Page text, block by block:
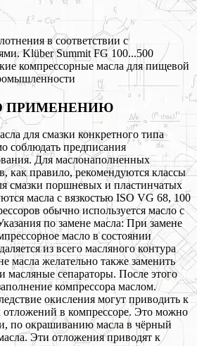
в соответствии с
Klüber Summit FG 100...500
компрессорные масла для пищевой
ПРИМЕНЕНИЮ
для смазки конкретного типа
соблюдать предписания
Для маслонаполненных
как правило, рекомендуются классы
смазки поршневых и пластинчатых
масла с вязкостью ISO VG 68, 100
обычно используется масло с
по замене масла: При замене
масло в состоянии
из всего масляного контура
масла желательно также заменить
масляные сепараторы. После этого
компрессора маслом.
окисления могут приводить к
в компрессоре. Это можно
по окрашиванию масла в чёрный
Эти отложения приводят к